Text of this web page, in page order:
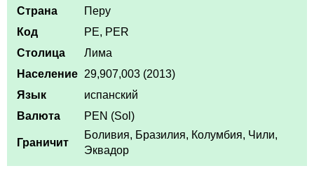
Страна
Перу
Код
PE, PER
Столица
Лима
Население 29,907,003 (2013)
Язык
испанский
Валюта
PEN (Sol)
Граничит
Боливия, Бразилия, Колумбия, Чили,
Эквадор